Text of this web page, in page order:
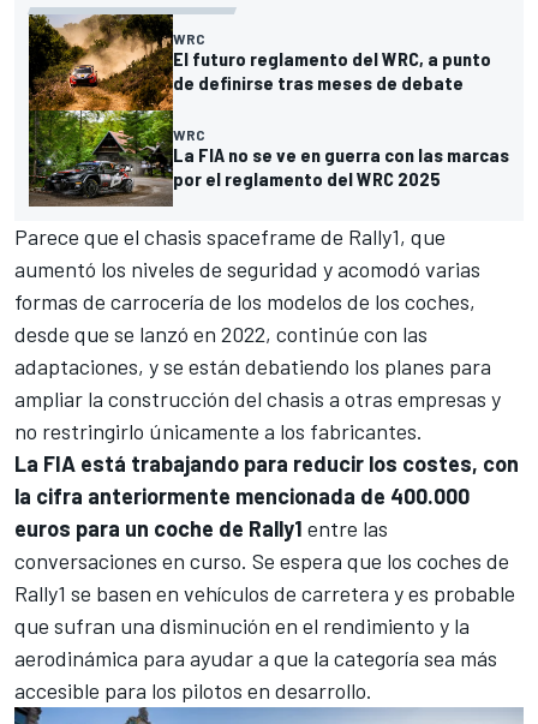
WRC
El futuro reglamento del WRC, a punto
de definirse tras meses de debate
WRC
La FIA no se ve en guerra con las marcas
por el reglamento del WRC 2025
Parece que el chasis spaceframe de Rally1, que
aumentó los niveles de seguridad y acomodó varias
formas de carrocería de los modelos de los coches,
desde que se lanzó en 2022, continúe con las
adaptaciones, y se están debatiendo los planes para
ampliar la construcción del chasis a otras empresas y
no restringirlo únicamente a los fabricantes.
La FIA está trabajando para reducir los costes, con
la cifra anteriormente mencionada de 400.000
euros para un coche de Rally1 entre las
conversaciones en curso. Se espera que los coches de
Rally1 se basen en vehículos de carretera y es probable
que sufran una disminución en el rendimiento y la
aerodinámica para ayudar a que la categoría sea más
accesible para los pilotos en desarrollo.